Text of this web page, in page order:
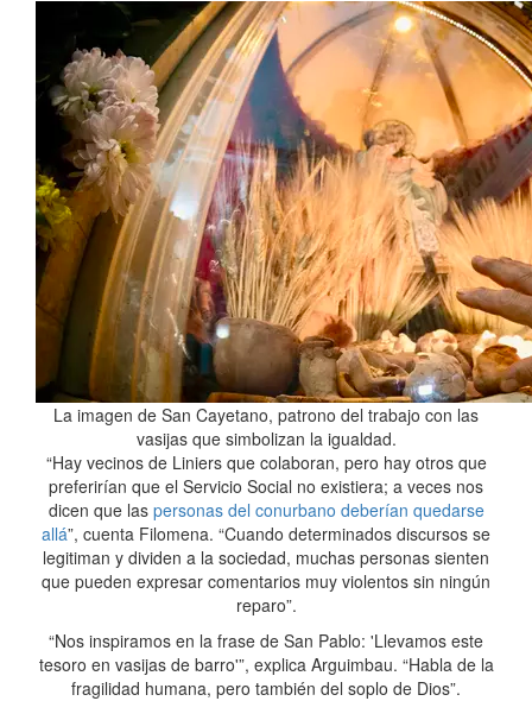
La imagen de San Cayetano, patrono del trabajo con las
vasijas que simbolizan la igualdad.
“Hay vecinos de Liniers que colaboran, pero hay otros que
preferirían que el Servicio Social no existiera; a veces nos
dicen que las personas del conurbano deberían quedarse
allá”, cuenta Filomena. “Cuando determinados discursos se
legitiman y dividen a la sociedad, muchas personas sienten
que pueden expresar comentarios muy violentos sin ningún
reparo”.
“Nos inspiramos en la frase de San Pablo: 'Llevamos este
tesoro en vasijas de barro'”, explica Arguimbau. “Habla de la
fragilidad humana, pero también del soplo de Dios”.